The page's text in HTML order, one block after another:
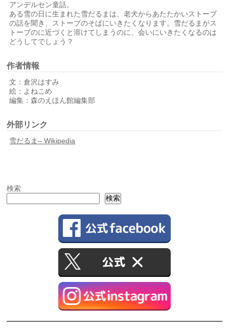
アンデルセン童話。
ある雪の日に生まれた雪だるまは、老犬からあたたかいストーブ
の話を聞き、ストーブのそばにいきたくなります。雪だるまがス
トーブのに近づくと溶けてしまうのに、会いにいきたくなるのは
どうしてでしょう？
作者情報
文：倉沢はすみ
絵：よねこめ
編集：森のえほん館編集部
外部リンク
雪だるま– Wikipedia
検索
検索